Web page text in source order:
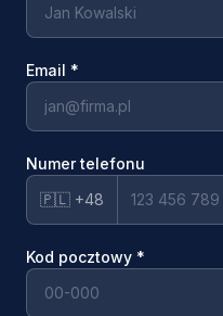
Email *
Numer telefonu
🇵🇱 +48
Kod pocztowy *